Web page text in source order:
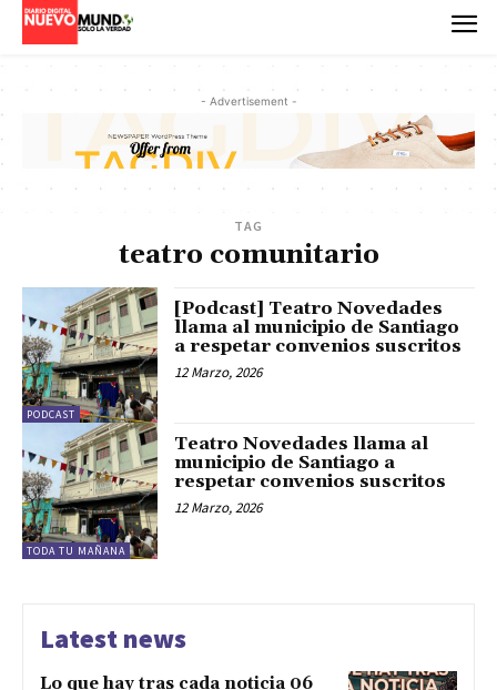
- Advertisement -
TAG
teatro comunitario
PODCAST
[Podcast] Teatro Novedades
llama al municipio de Santiago
a respetar convenios suscritos
12 Marzo, 2026
TODA TU MAÑANA
Teatro Novedades llama al
municipio de Santiago a
respetar convenios suscritos
12 Marzo, 2026
Latest news
Lo que hay tras cada noticia 06